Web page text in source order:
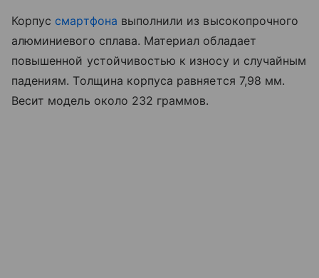
Корпус смартфона выполнили из высокопрочного
алюминиевого сплава. Материал обладает
повышенной устойчивостью к износу и случайным
падениям. Толщина корпуса равняется 7,98 мм.
Весит модель около 232 граммов.